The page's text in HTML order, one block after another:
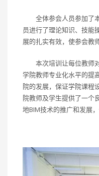
全体参会人员参加了
员进行了理论知识、技能
展的扎实有效，使参会教
本次培训让每位教师
学院教师专业化水平的提
院的发展，保证学院课程
院教师及学生提供了一个
地BIM技术的推广和发展